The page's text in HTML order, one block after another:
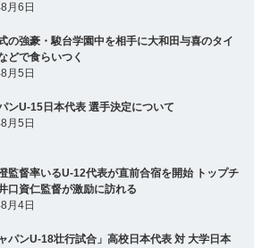
月6日
の強豪・駿台学園中を相手に大和田与喜のタイ
どで食らいつく
月5日
ンU-15日本代表 選手決定について
月5日
監督率いるU-12代表が直前合宿を開始 トップチ
口資仁監督が激励に訪れる
月4日
ャパンU-18壮行試合」高校日本代表 対 大学日本